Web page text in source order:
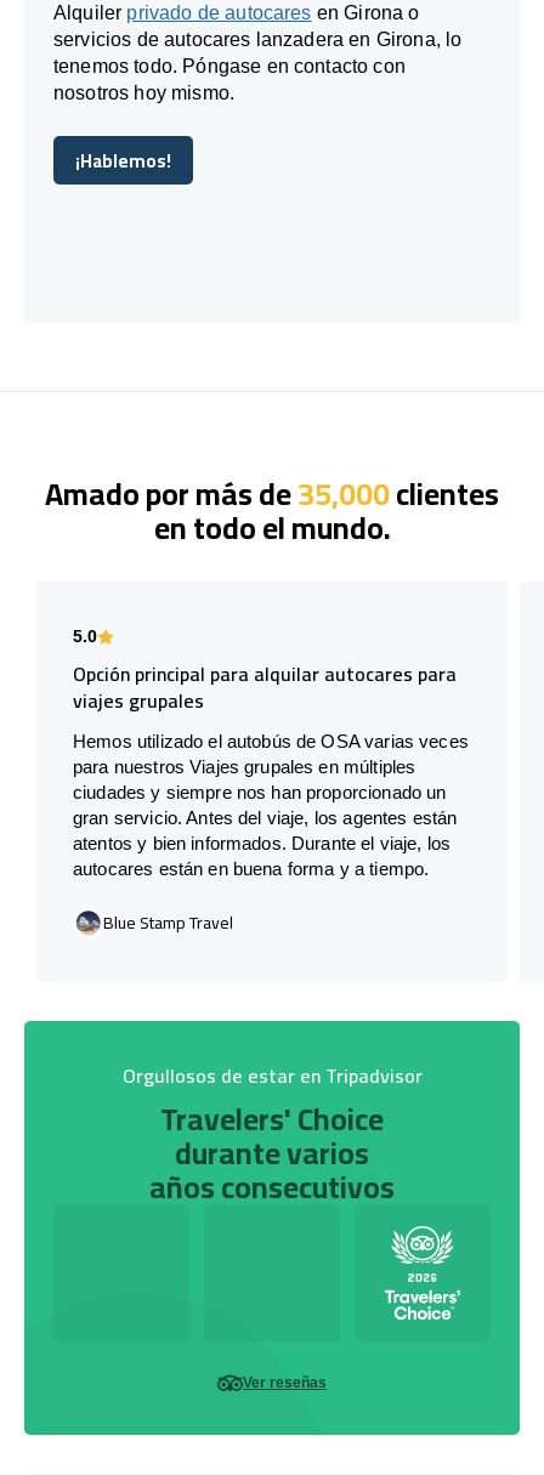
Alquiler privado de autocares en Girona o
servicios de autocares lanzadera en Girona, lo
tenemos todo. Póngase en contacto con
nosotros hoy mismo.
¡Hablemos!
¡Hablemos!
Amado por más de35,000clientes
en todo el mundo.
5.0
Opción principal para alquilar autocares para
viajes grupales
Hemos utilizado el autobús de OSA varias veces
para nuestros Viajes grupales en múltiples
ciudades y siempre nos han proporcionado un
gran servicio. Antes del viaje, los agentes están
atentos y bien informados. Durante el viaje, los
autocares están en buena forma y a tiempo.
Blue Stamp Travel
Orgullosos de estar en Tripadvisor
Travelers' Choice
durante varios
años consecutivos
Ver reseñas